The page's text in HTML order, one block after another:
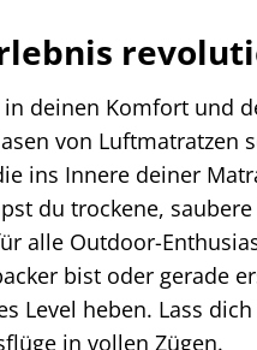
in deinen Komfort und
von Luftmatratzen
ins Innere deiner
du trockene,
alle Outdoor-
bist oder gerade
Level heben. Lass
in vollen Zügen.